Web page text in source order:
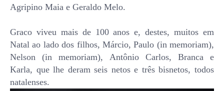
Agripino Maia e Geraldo Melo.
Graco viveu mais de 100 anos e, destes, muitos em
Natal ao lado dos filhos, Márcio, Paulo (in memoriam),
Nelson (in memoriam), Antônio Carlos, Branca e
Karla, que lhe deram seis netos e três bisnetos, todos
natalenses.